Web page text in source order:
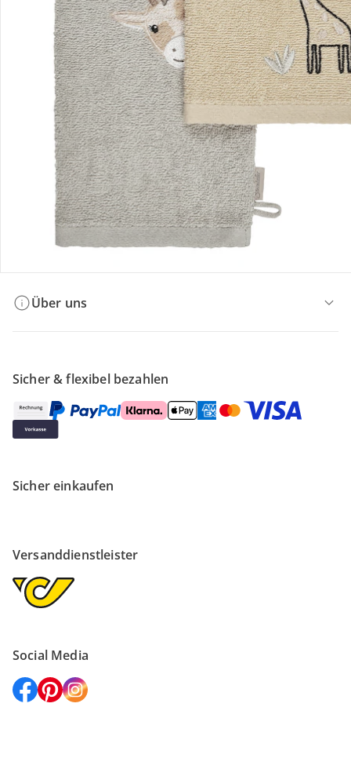
Bestellung & Lieferung
Retoure & Reklamation
Gutscheine & Aktionen
Kontakt & Service
Filialen & Beratung
Über uns
Sicher & flexibel bezahlen
Sicher einkaufen
Versanddienstleister
Social Media